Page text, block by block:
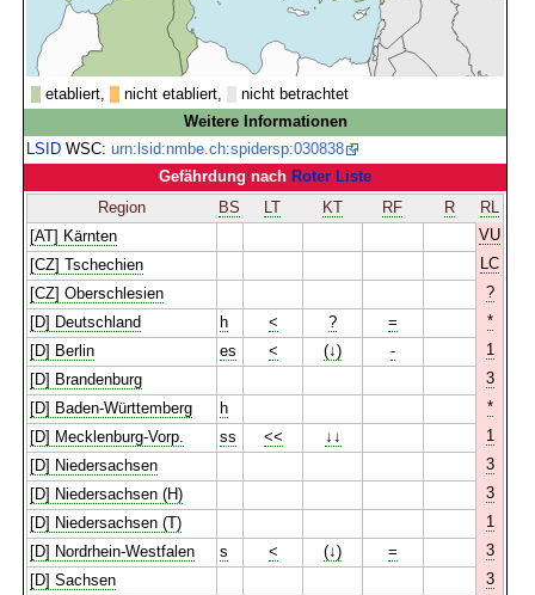
etabliert, nicht etabliert,
nicht betrachtet
Weitere Informationen
LSID WSC:urn:lsid:nmbe.ch:spidersp:030838
Gefährdung nach Roter Liste
Region
BS LT KT RF R
RL
[AT] Kärnten
VU
[CZ] Tschechien
LC
[CZ] Oberschlesien
?
[D] Deutschland
h < ? =
*
[D] Berlin
es < (↓) -
1
[D] Brandenburg
3
[D] Baden-Württemberg
h
*
[D] Mecklenburg-Vorp.
ss << ↓↓
1
[D] Niedersachsen
3
[D] Niedersachsen (H)
3
[D] Niedersachsen (T)
1
[D] Nordrhein-Westfalen
s < (↓) =
3
[D] Sachsen
3